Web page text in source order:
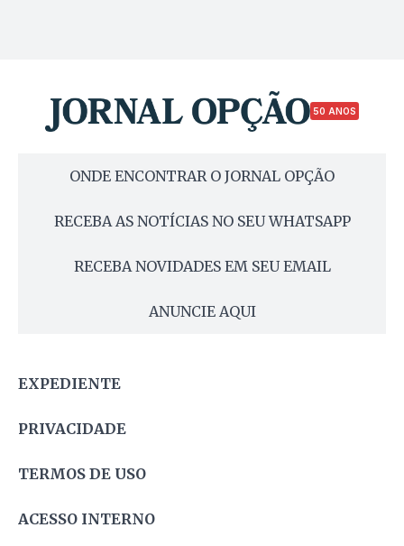
50 ANOS
ONDE ENCONTRAR O JORNAL OPÇÃO
RECEBA AS NOTÍCIAS NO SEU WHATSAPP
RECEBA NOVIDADES EM SEU EMAIL
ANUNCIE AQUI
EXPEDIENTE
PRIVACIDADE
TERMOS DE USO
ACESSO INTERNO